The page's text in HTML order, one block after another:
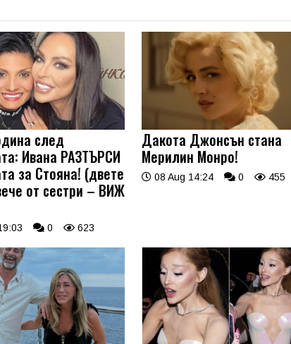
след
Ивана РАЗТЪРСИ
за Стояна! (двете
от сестри – ВИЖ
0 623
Дакота Джонсън стана
Мерилин Монро!
08 Aug 14:24 0 455